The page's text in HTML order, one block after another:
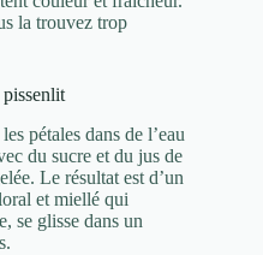
la trouvez trop
pétales dans de l’eau
du sucre et du jus de
Le résultat est d’un
et miellé qui
se glisse dans un